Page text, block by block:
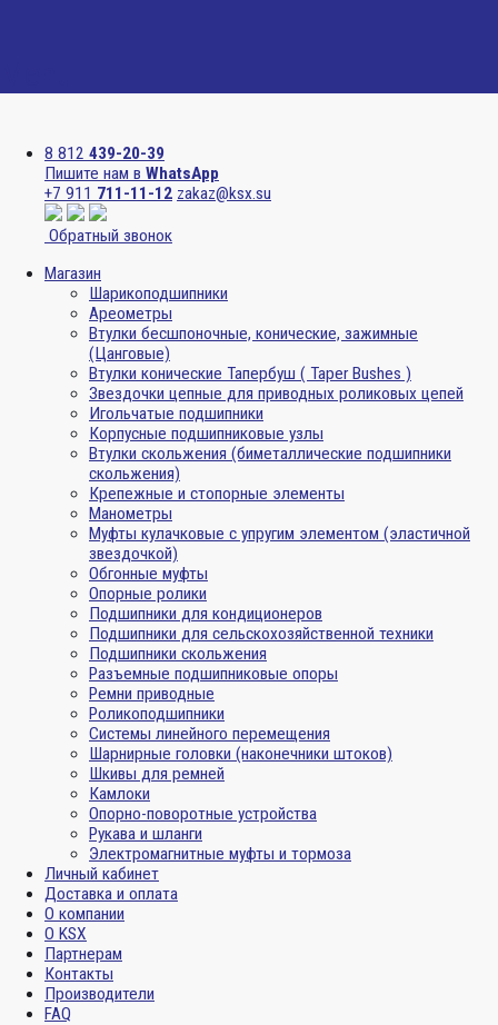
8 812 439-20-39
Пишите нам в WhatsApp
+7 911 711-11-12 zakaz@ksx.su
Обратный звонок
Магазин
Шарикоподшипники
Ареометры
Втулки бесшпоночные, конические, зажимные
(Цанговые)
Втулки конические Тапербуш ( Taper Bushes )
Звездочки цепные для приводных роликовых цепей
Игольчатые подшипники
Корпусные подшипниковые узлы
Втулки скольжения (биметаллические подшипники
скольжения)
Крепежные и стопорные элементы
Манометры
Муфты кулачковые с упругим элементом (эластичной
звездочкой)
Обгонные муфты
Опорные ролики
Подшипники для кондиционеров
Подшипники для сельскохозяйственной техники
Подшипники скольжения
Разъемные подшипниковые опоры
Ремни приводные
Роликоподшипники
Системы линейного перемещения
Шарнирные головки (наконечники штоков)
Шкивы для ремней
Камлоки
Опорно-поворотные устройства
Рукава и шланги
Электромагнитные муфты и тормоза
Личный кабинет
Доставка и оплата
О компании
О KSX
Партнерам
Контакты
Производители
FAQ